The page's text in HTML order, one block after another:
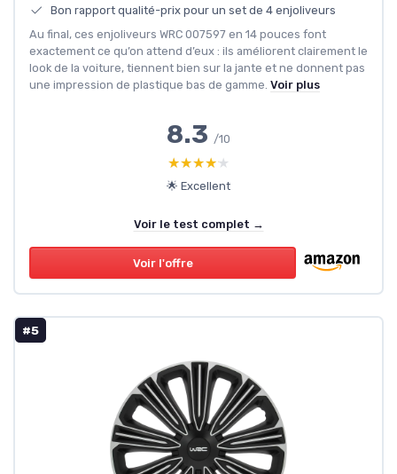
Bon rapport qualité-prix pour un set de 4 enjoliveurs
Au final, ces enjoliveurs WRC 007597 en 14 pouces font
exactement ce qu’on attend d’eux : ils améliorent clairement le
look de la voiture, tiennent bien sur la jante et ne donnent pas
une impression de plastique bas de gamme. Voir plus
8.3 /10
★★★★★
★★★★★
🌟 Excellent
Voir le test complet →
Voir l'offre
#5